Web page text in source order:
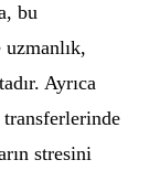
bu
uzmanlık,
Ayrıca
stresini